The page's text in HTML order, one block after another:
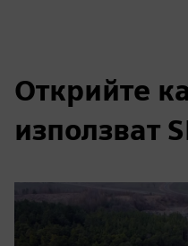
Открийте
използват